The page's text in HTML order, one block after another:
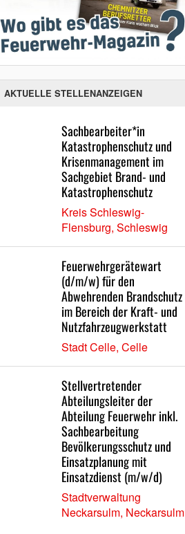
AKTUELLE STELLENANZEIGEN
Sachbearbeiter*in
Katastrophenschutz und
Krisenmanagement im
Sachgebiet Brand- und
Katastrophenschutz
Kreis Schleswig-
Flensburg, Schleswig
Feuerwehrgerätewart
(d/m/w) für den
Abwehrenden Brandschutz
im Bereich der Kraft- und
Nutzfahrzeugwerkstatt
Stadt Celle, Celle
Stellvertretender
Abteilungsleiter der
Abteilung Feuerwehr inkl.
Sachbearbeitung
Bevölkerungsschutz und
Einsatzplanung mit
Einsatzdienst (m/w/d)
Stadtverwaltung
Neckarsulm, Neckarsulm